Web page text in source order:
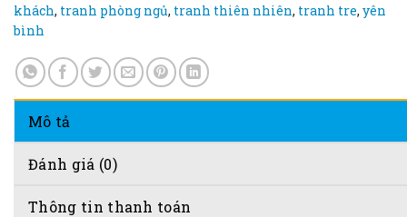
khách, tranh phòng ngủ, tranh thiên nhiên, tranh tre, yên
bình
Mô tả
Đánh giá (0)
Thông tin thanh toán